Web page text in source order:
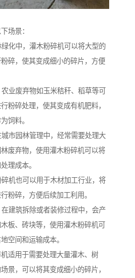
场景：
化中，灌木粉碎机可以将大型的
碎，使其变成细小的碎片，方便
业废弃物如玉米秸秆、稻草等可
粉碎处理，使其变成有机肥料，
饲料。
市园林管理中，经常需要处理大
废弃物，使用灌木粉碎机可以将
理成本。
机也可以用于木材加工行业，将
粉碎，方便后续加工利用。
建筑拆除或者装修过程中，会产
板、砖块等，使用灌木粉碎机可
空间和运输成本。
适用于需要处理大量灌木、树
景，可以将其变成细小的碎片，